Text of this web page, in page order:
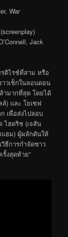
War
Jack
ดิไรช์ที่สาม หรือ
วเช็กในลอนดอน
ามากที่สุด โดยได้
) และ โยเซฟ
เพื่อส่งไปลอบ
ไฮดริช (เจสัน
แฮม) ผู้ผลักดันให้
ธีการกำจัดชาว
งสุดท้าย”